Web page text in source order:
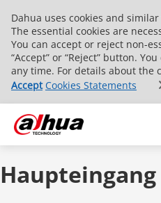
Dahua uses cookies and
The essential cookies are
You can accept or reject non-
“Accept” or “Reject” button.
any time. For details about the
Accept Cookies Statements
Haupteingang